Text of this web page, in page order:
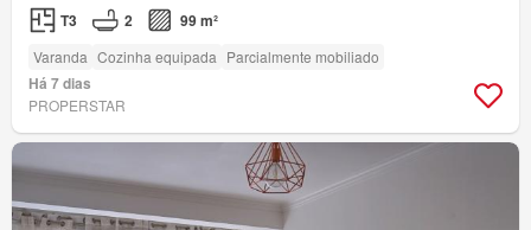
T3 2 99 m²
Varanda Cozinha equipada Parcialmente mobiliado
Há 7 dias
PROPERSTAR